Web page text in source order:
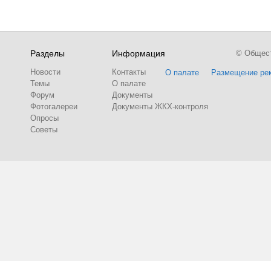
Разделы
Новости
Темы
Форум
Фотогалереи
Опросы
Советы
Информация
Контакты
О палате
Документы
Документы ЖКХ-контроля
О палате Размещение
©